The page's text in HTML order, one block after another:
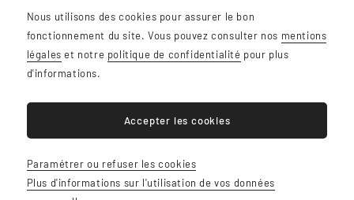
+32 (0) 10 47 50 77
info@generation-campus.be
Plan du site
Mentions légales
Nous utilisons des cookies pour assurer le bon
fonctionnement du site. Vous pouvez consulter nos mentions
légales et notre politique de confidentialité pour plus
d'informations.
Accepter les cookies
Paramétrer ou refuser les cookies
Plus d'informations sur l'utilisation de vos données